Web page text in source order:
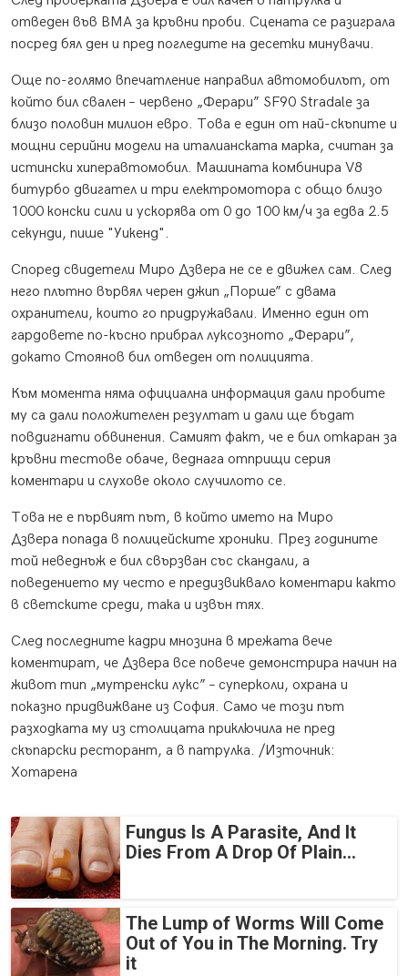
отведен във ВМА за кръвни проби. Сцената се разиграла
посред бял ден и пред погледите на десетки минувачи.
Още по-голямо впечатление направил автомобилът, от
който бил свален – червено „Ферари” SF90 Stradale за
близо половин милион евро. Това е един от най-скъпите и
мощни серийни модели на италианската марка, считан за
истински хиперавтомобил. Машината комбинира V8
битурбо двигател и три електромотора с общо близо
1000 конски сили и ускорява от 0 до 100 км/ч за едва 2.5
секунди, пише "Уикенд".
Според свидетели Миро Дзвера не се е движел сам. След
него плътно вървял черен джип „Порше” с двама
охранители, които го придружавали. Именно един от
гардовете по-късно прибрал луксозното „Ферари”,
докато Стоянов бил отведен от полицията.
Към момента няма официална информация дали пробите
му са дали положителен резултат и дали ще бъдат
повдигнати обвинения. Самият факт, че е бил откаран за
кръвни тестове обаче, веднага отприщи серия
коментари и слухове около случилото се.
Това не е първият път, в който името на Миро
Дзвера попада в полицейските хроники. През годините
той неведнъж е бил свързван със скандали, а
поведението му често е предизвиквало коментари както
в светските среди, така и извън тях.
След последните кадри мнозина в мрежата вече
коментират, че Дзвера все повече демонстрира начин на
живот тип „мутренски лукс” – суперколи, охрана и
показно придвижване из София. Само че този път
разходката му из столицата приключила не пред
скъпарски ресторант, а в патрулка. /Източник:
Хотарена
Fungus Is A Parasite, And It
Dies From A Drop Of Plain...
The Lump of Worms Will Come
Out of You in The Morning. Try
it